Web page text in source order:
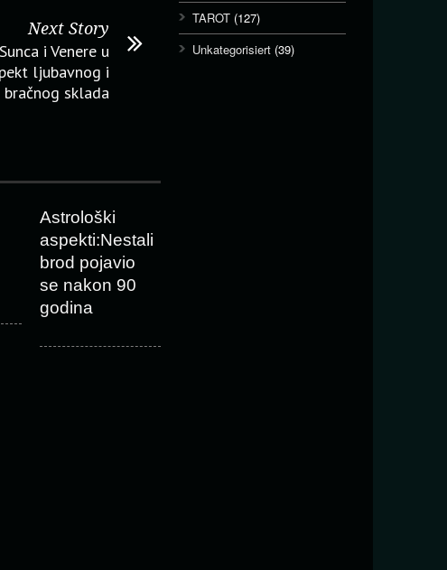
Next Story
i Venere u
ljubavnog i
bračnog sklada
Astrološki
aspekti:Nestali
brod pojavio
se nakon 90
godina
TAROT (127)
Unkategorisiert (39)